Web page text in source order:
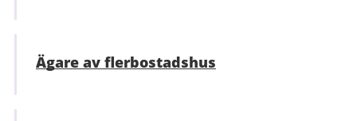
Ägare av flerbostadshus